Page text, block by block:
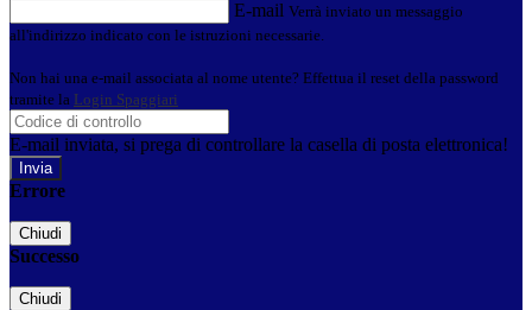
E-mail Verrà inviato un messaggio
all'indirizzo indicato con le istruzioni necessarie.
Non hai una e-mail associata al nome utente? Effettua il reset della password
tramite la Login Spaggiari
E-mail inviata, si prega di controllare la casella di posta elettronica!
Errore
Chiudi
Successo
Chiudi